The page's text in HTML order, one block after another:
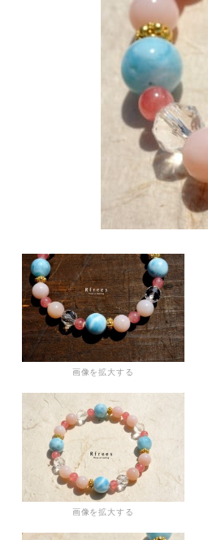
画像を拡大する
画像を拡大する